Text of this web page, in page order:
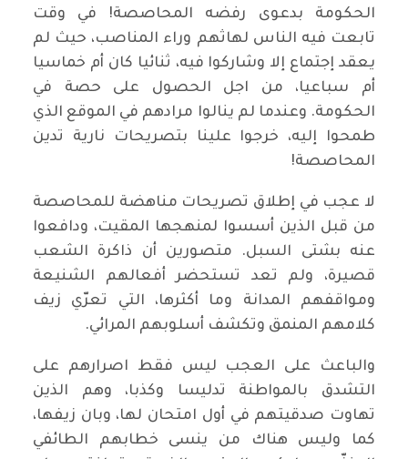
الحكومة بدعوى رفضه المحاصصة! في وقت
تابعت فيه الناس لهاثهم وراء المناصب، حيث لم
يعقد إجتماع إلا وشاركوا فيه، ثنائيا كان أم خماسيا
أم سباعيا، من اجل الحصول على حصة في
الحكومة. وعندما لم ينالوا مرادهم في الموقع الذي
طمحوا إليه، خرجوا علينا بتصريحات نارية تدين
المحاصصة!
لا عجب في إطلاق تصريحات مناهضة للمحاصصة
من قبل الذين أسسوا لمنهجها المقيت، ودافعوا
عنه بشتى السبل. متصورين أن ذاكرة الشعب
قصيرة، ولم تعد تستحضر أفعالهم الشنيعة
ومواقفهم المدانة وما أكثرها، التي تعرّي زيف
كلامهم المنمق وتكشف أسلوبهم المرائي.
والباعث على العجب ليس فقط اصرارهم على
التشدق بالمواطنة تدليسا وكذبا، وهم الذين
تهاوت صدقيتهم في أول امتحان لها، وبان زيفها،
كما وليس هناك من ينسى خطابهم الطائفي